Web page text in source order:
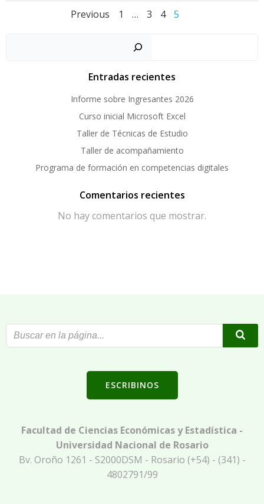
Posts
navigation
Previous
Posts
navigation
Page
1 … Page
3 Page
4 Page
5
Buscar
Entradas recientes
Informe sobre Ingresantes 2026
Curso inicial Microsoft Excel
Taller de Técnicas de Estudio
Taller de acompañamiento
Programa de formación en competencias digitales
Comentarios recientes
No hay comentarios que mostrar.
ESCRIBINOS
Facultad de Ciencias Económicas y Estadística -
Universidad Nacional de Rosario
Bv. Oroño 1261 - S2000DSM - Rosario (+54) - (341) -
4802791/99